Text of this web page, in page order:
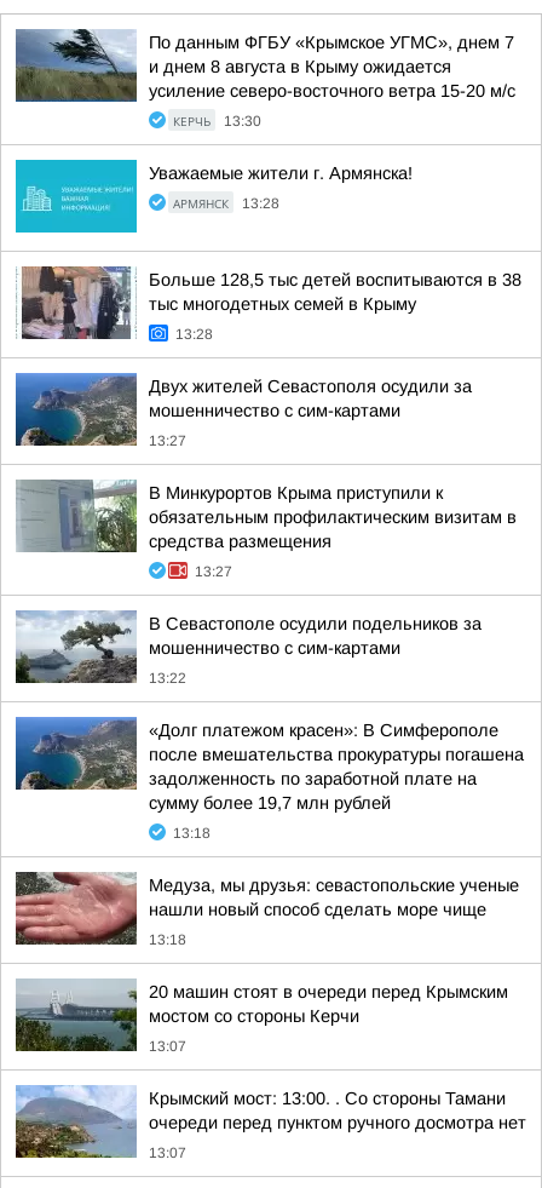
По данным ФГБУ «Крымское УГМС», днем 7
и днем 8 августа в Крыму ожидается
усиление северо-восточного ветра 15-20 м/с
КЕРЧЬ 13:30
Уважаемые жители г. Армянска!
АРМЯНСК 13:28
Больше 128,5 тыс детей воспитываются в 38
тыс многодетных семей в Крыму
13:28
Двух жителей Севастополя осудили за
мошенничество с сим-картами
13:27
В Минкурортов Крыма приступили к
обязательным профилактическим визитам в
средства размещения
13:27
В Севастополе осудили подельников за
мошенничество с сим-картами
13:22
«Долг платежом красен»: В Симферополе
после вмешательства прокуратуры погашена
задолженность по заработной плате на
сумму более 19,7 млн рублей
13:18
Медуза, мы друзья: севастопольские ученые
нашли новый способ сделать море чище
13:18
20 машин стоят в очереди перед Крымским
мостом со стороны Керчи
13:07
Крымский мост: 13:00. . Со стороны Тамани
очереди перед пунктом ручного досмотра нет
13:07